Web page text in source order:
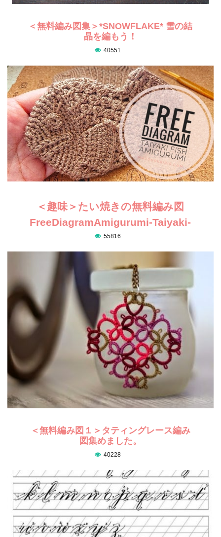
＜無料編み図集＞*SNOWFLAKE* 雪の結
晶を編もう！
40551
＜趣味＞たい焼きの無料編み図
FreeDiagramAmigurumi-Taiyaki-
55816
＜無料編み図１＞タティングレース編み
図集めました。
40228